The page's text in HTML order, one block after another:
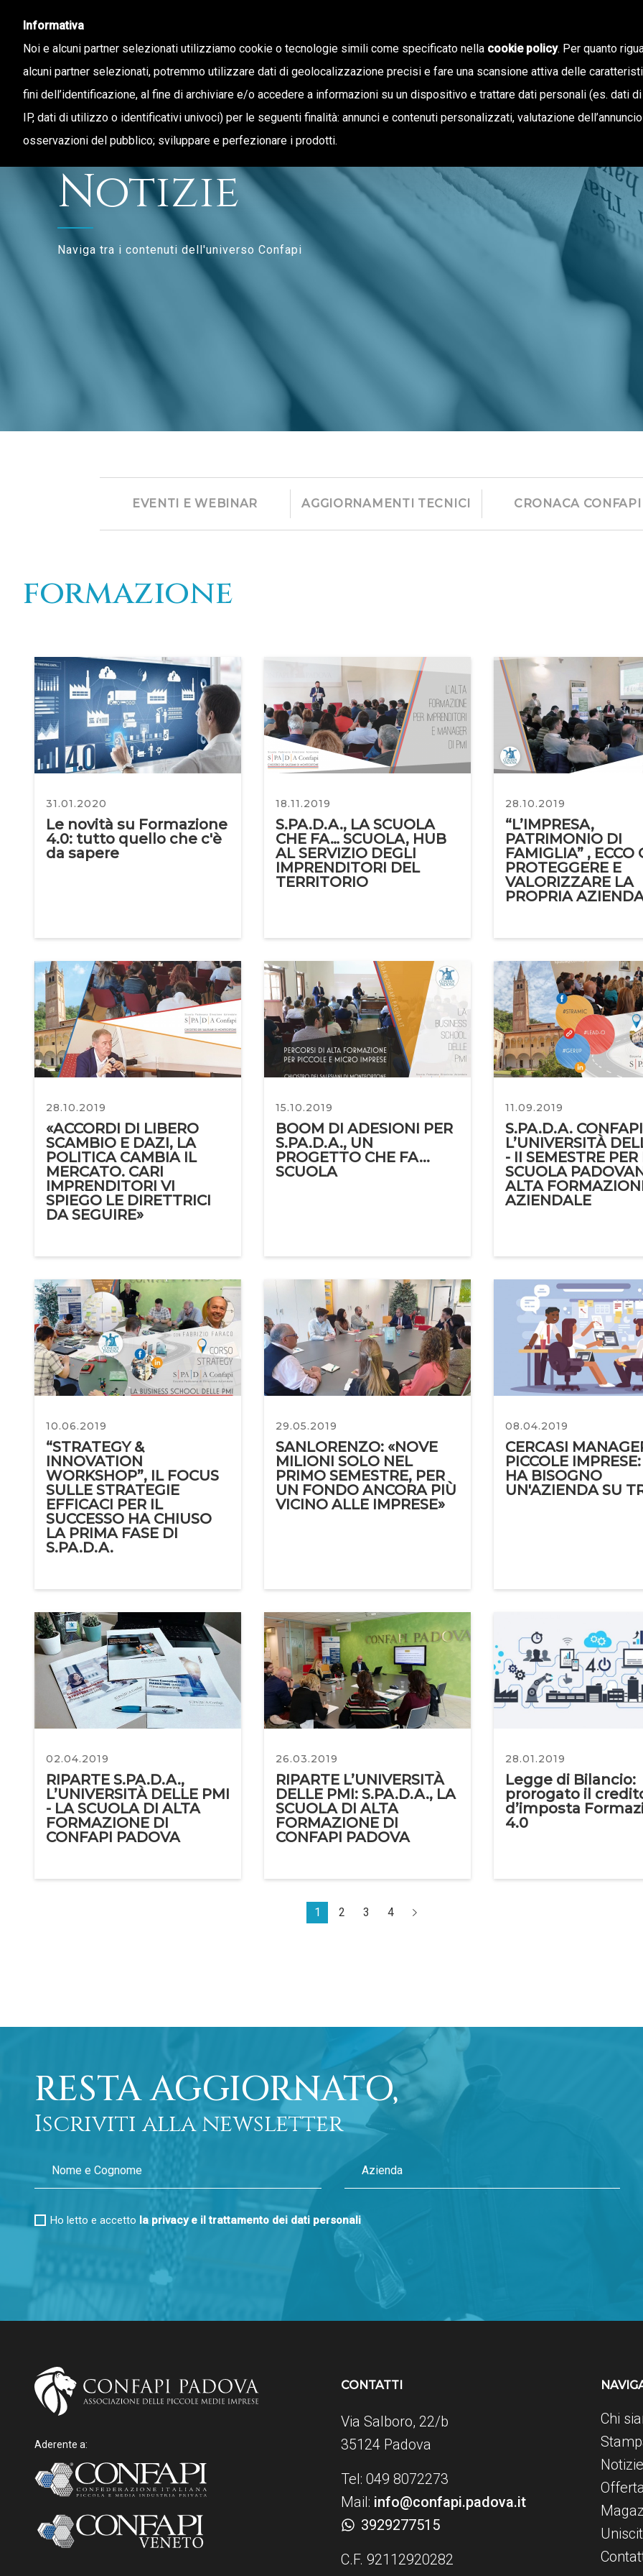
CHI SIAMO STAMPA E TERRITORIO NOTIZIE OFFERTA DI VALORE
Notizie
Naviga tra i contenuti dell'universo Confapi
EVENTI E WEBINAR AGGIORNAMENTI TECNICI CRONACA CONFAPI
formazione
31.01.2020
Le novità su Formazione
4.0: tutto quello che c'è
da sapere
18.11.2019
S.PA.D.A., LA SCUOLA
CHE FA… SCUOLA, HUB
AL SERVIZIO DEGLI
IMPRENDITORI DEL
TERRITORIO
28.10.2019
“L’IMPRESA,
PATRIMONIO DI
FAMIGLIA” , ECCO
PROTEGGERE E
VALORIZZARE LA
PROPRIA
28.10.2019
«ACCORDI DI LIBERO
SCAMBIO E DAZI, LA
POLITICA CAMBIA IL
MERCATO. CARI
IMPRENDITORI VI
SPIEGO LE DIRETTRICI
DA SEGUIRE»
15.10.2019
BOOM DI ADESIONI PER
S.PA.D.A., UN
PROGETTO CHE FA...
SCUOLA
11.09.2019
S.PA.D.A.
L’UNIVERSITÀ
- II SEMESTRE PER
SCUOLA
ALTA
AZIENDALE
10.06.2019
“STRATEGY &
INNOVATION
WORKSHOP”, IL FOCUS
SULLE STRATEGIE
EFFICACI PER IL
SUCCESSO HA CHIUSO
LA PRIMA FASE DI
S.PA.D.A.
29.05.2019
SANLORENZO: «NOVE
MILIONI SOLO NEL
PRIMO SEMESTRE, PER
UN FONDO ANCORA PIÙ
VICINO ALLE IMPRESE»
08.04.2019
CERCASI
PICCOLE
HA BISOGNO
UN'AZIENDA SU
02.04.2019
RIPARTE S.PA.D.A.,
L’UNIVERSITÀ DELLE PMI
- LA SCUOLA DI ALTA
FORMAZIONE DI
CONFAPI PADOVA
26.03.2019
RIPARTE L’UNIVERSITÀ
DELLE PMI: S.PA.D.A., LA
SCUOLA DI ALTA
FORMAZIONE DI
CONFAPI PADOVA
28.01.2019
Legge di Bilancio:
prorogato il
d’imposta
4.0
1 2 3 4
RESTA AGGIORNATO,
Iscriviti alla newsletter
Ho letto e accetto la privacy e il trattamento dei dati personali
Aderente a:
CONTATTI
Via Salboro, 22/b
35124 Padova
Tel: 049 8072273
Mail: info@confapi.padova.it
3929277515
C.F. 92112920282
Chi
Notizie
Informativa
Noi e alcuni partner selezionati utilizziamo cookie o tecnologie simili come specificato nella cookie policy. Per quanto
alcuni partner selezionati, potremmo utilizzare dati di geolocalizzazione precisi e fare una scansione attiva delle
fini dell’identificazione, al fine di archiviare e/o accedere a informazioni su un dispositivo e trattare dati personali (es. dati
IP, dati di utilizzo o identificativi univoci) per le seguenti finalità: annunci e contenuti personalizzati, valutazione
osservazioni del pubblico; sviluppare e perfezionare i prodotti.